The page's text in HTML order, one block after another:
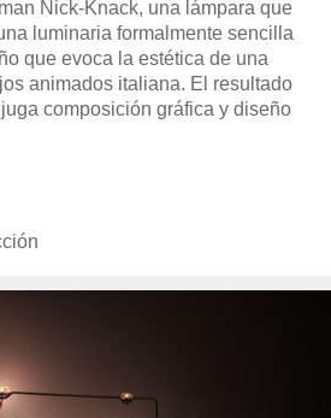
Nick-Knack, una lámpara que
luminaria formalmente sencilla
que evoca la estética de una
animados italiana. El resultado
composición gráfica y diseño
author/redaccion/